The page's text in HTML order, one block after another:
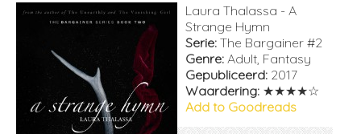
Laura Thalassa - A
Strange Hymn
Serie: The Bargainer #2
Genre: Adult, Fantasy
Gepubliceerd: 2017
Waardering: ★★★★☆
Add to Goodreads